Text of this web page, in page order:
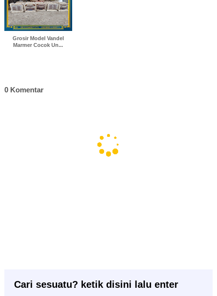
Grosir Model Vandel
Marmer Cocok Un...
0 Komentar
Cari sesuatu? ketik disini lalu enter